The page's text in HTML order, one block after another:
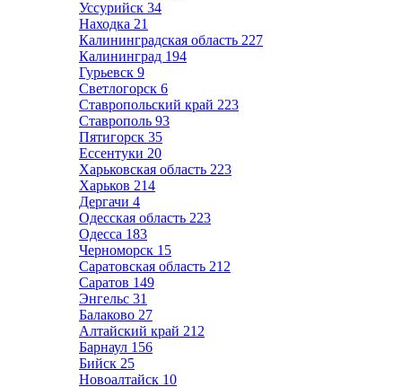
Уссурийск 34
Находка 21
Калининградская область 227
Калининград 194
Гурьевск 9
Светлогорск 6
Ставропольский край 223
Ставрополь 93
Пятигорск 35
Ессентуки 20
Харьковская область 223
Харьков 214
Дергачи 4
Одесская область 223
Одесса 183
Черноморск 15
Саратовская область 212
Саратов 149
Энгельс 31
Балаково 27
Алтайский край 212
Барнаул 156
Бийск 25
Новоалтайск 10